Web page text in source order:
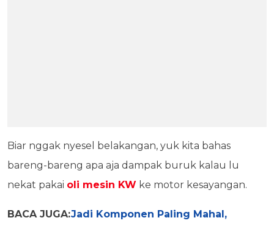
Biar nggak nyesel belakangan, yuk kita bahas
bareng-bareng apa aja dampak buruk kalau lu
nekat pakai oli mesin KW ke motor kesayangan.
BACA JUGA:Jadi Komponen Paling Mahal,